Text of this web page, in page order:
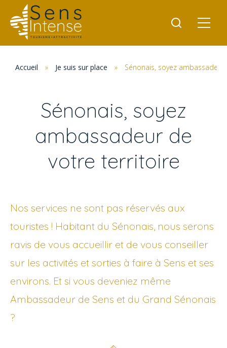
Accueil » Je suis sur place » Sénonais, soyez
Sénonais, soyez
ambassadeur de
votre territoire
Nos services ne sont pas réservés aux
touristes ! Habitant du Sénonais, nous serons
ravis de vous accueillir et de vous conseiller
sur les activités et sorties à faire à Sens et ses
environs. Et si vous deveniez même
Ambassadeur de Sens et du Grand Sénonais
?